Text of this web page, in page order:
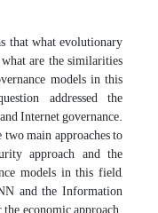
that what evolutionary
are the similarities
models in this
addressed the
Internet governance.
two main approaches to
approach and the
models in this field,
and the Information